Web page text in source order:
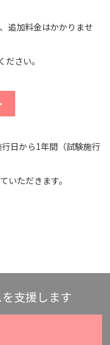
追加料金はかかりませ
さい。
日から1年間（試験施行
いただきます。
支援します